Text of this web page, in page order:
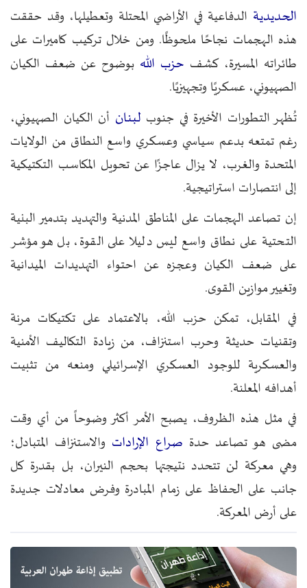
الحديدية الدفاعية في الأراضي المحتلة وتعطيلها، وقد حققت
هذه الهجمات نجاحًا ملحوظًا. ومن خلال تركيب كاميرات على
طائراته المسيرة، كشف حزب الله بوضوح عن ضعف الكيان
الصهيوني، عسكريًا وتجهيزيًا.
تُظهر التطورات الأخيرة في جنوب لبنان أن الكيان الصهيوني،
رغم تمتعه بدعم سياسي وعسكري واسع النطاق من الولايات
المتحدة والغرب، لا يزال عاجزًا عن تحويل المكاسب التكتيكية
إلى انتصارات استراتيجية.
إن تصاعد الهجمات على المناطق المدنية والتهديد بتدمير البنية
التحتية على نطاق واسع ليس دليلا على القوة، بل هو مؤشر
على ضعف الكيان وعجزه عن احتواء التهديدات الميدانية
وتغيير موازين القوى.
في المقابل، تمكن حزب الله، بالاعتماد على تكتيكات مرنة
وتقنيات حديثة وحرب استنزاف، من زيادة التكاليف الأمنية
والعسكرية للوجود العسكري الإسرائيلي ومنعه من تثبيت
أهدافه المعلنة.
في مثل هذه الظروف، يصبح الأمر أكثر وضوحاً من أي وقت
مضى هو تصاعد حدة صراع الإرادات والاستنزاف المتبادل؛
وهي معركة لن تتحدد نتيجتها بحجم النيران، بل بقدرة كل
جانب على الحفاظ على زمام المبادرة وفرض معادلات جديدة
على أرض المعركة.